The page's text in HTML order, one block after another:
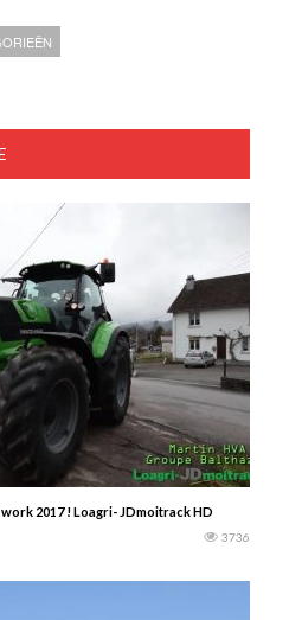
2017 ! Loagri- JDmoitrack HD
3736